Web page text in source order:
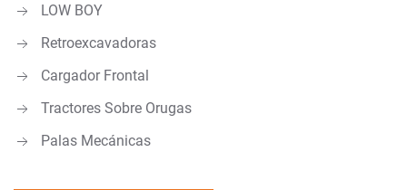
LOW BOY
Retroexcavadoras
Cargador Frontal
Tractores Sobre Orugas
Palas Mecánicas